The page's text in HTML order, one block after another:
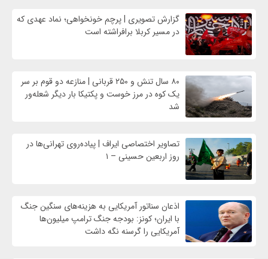
گزارش تصویری | پرچم خونخواهی؛ نماد عهدی که
در مسیر کربلا برافراشته است
۸۰ سال تنش و ۲۵۰ قربانی | منازعه دو قوم بر سر
یک کوه در مرز خوست و پکتیکا بار دیگر شعله‌ور
شد
تصاویر اختصاصی ایراف | پیاده‌روی تهرانی‌ها در
روز اربعین حسینی – ۱
اذعان سناتور آمریکایی به هزینه‌های سنگین جنگ
با ایران؛ کونز: بودجه جنگ ترامپ میلیون‌ها
آمریکایی را گرسنه نگه داشت